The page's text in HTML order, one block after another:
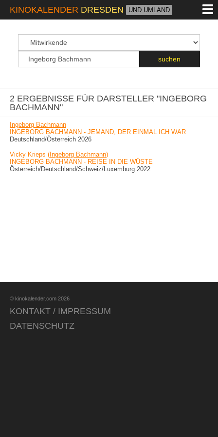
KINOKALENDER DRESDEN UND UMLAND
suchen
2 ERGEBNISSE FÜR DARSTELLER "INGEBORG
BACHMANN"
Ingeborg Bachmann
INGEBORG BACHMANN - JEMAND, DER EINMAL ICH WAR
Deutschland/Österreich 2026
Vicky Krieps ( Ingeborg Bachmann)
INGEBORG BACHMANN - REISE IN DIE WÜSTE
Österreich/Deutschland/Schweiz/Luxemburg 2022
© kinokalender.com 2026
KONTAKT / IMPRESSUM
DATENSCHUTZ